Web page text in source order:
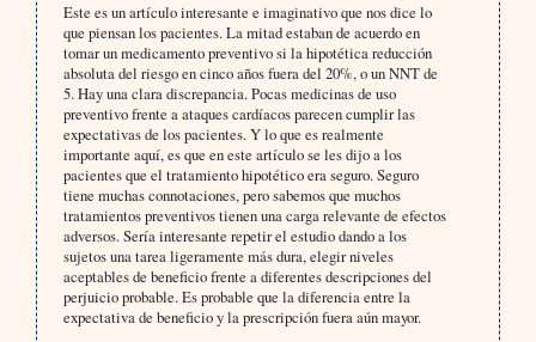
Este es un artículo interesante e imaginativo que nos dice lo
que piensan los pacientes. La mitad estaban de acuerdo en
tomar un medicamento preventivo si la hipotética reducción
absoluta del riesgo en cinco años fuera del 20%, o un NNT de
5. Hay una clara discrepancia. Pocas medicinas de uso
preventivo frente a ataques cardíacos parecen cumplir las
expectativas de los pacientes. Y lo que es realmente
importante aquí, es que en este artículo se les dijo a los
pacientes que el tratamiento hipotético era seguro. Seguro
tiene muchas connotaciones, pero sabemos que muchos
tratamientos preventivos tienen una carga relevante de efectos
adversos. Sería interesante repetir el estudio dando a los
sujetos una tarea ligeramente más dura, elegir niveles
aceptables de beneficio frente a diferentes descripciones del
perjuicio probable. Es probable que la diferencia entre la
expectativa de beneficio y la prescripción fuera aún mayor.